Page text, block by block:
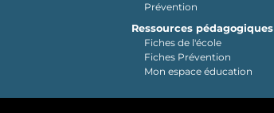
Prévention
Ressources pédagogiques
Fiches de l'école
Fiches Prévention
Mon espace éducation